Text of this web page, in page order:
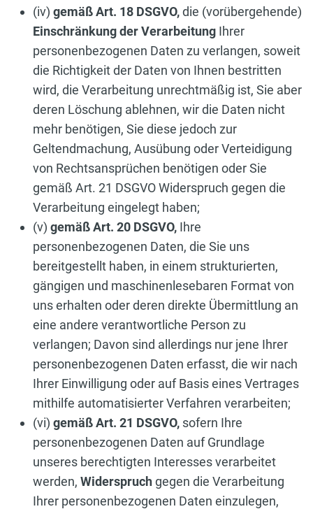
(iv) gemäß Art. 18 DSGVO,die (vorübergehende)
Einschränkung der Verarbeitung Ihrer
personenbezogenen Daten zu verlangen, soweit
die Richtigkeit der Daten von Ihnen bestritten
wird, die Verarbeitung unrechtmäßig ist, Sie aber
deren Löschung ablehnen, wir die Daten nicht
mehr benötigen, Sie diese jedoch zur
Geltendmachung, Ausübung oder Verteidigung
von Rechtsansprüchen benötigen oder Sie
gemäß Art. 21 DSGVO Widerspruch gegen die
Verarbeitung eingelegt haben;
(v) gemäß Art. 20 DSGVO, Ihre
personenbezogenen Daten, die Sie uns
bereitgestellt haben, in einem strukturierten,
gängigen und maschinenlesebaren Format von
uns erhalten oder deren direkte Übermittlung an
eine andere verantwortliche Person zu
verlangen; Davon sind allerdings nur jene Ihrer
personenbezogenen Daten erfasst, die wir nach
Ihrer Einwilligung oder auf Basis eines Vertrages
mithilfe automatisierter Verfahren verarbeiten;
(vi) gemäß Art. 21 DSGVO, sofern Ihre
personenbezogenen Daten auf Grundlage
unseres berechtigten Interesses verarbeitet
werden, Widerspruchgegen die Verarbeitung
Ihrer personenbezogenen Daten einzulegen,